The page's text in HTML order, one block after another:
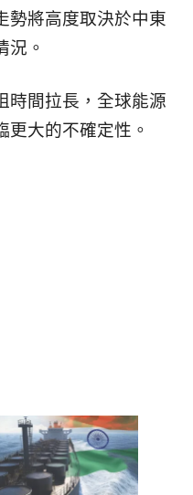
勢將高度取決於中東
況。
時間拉長，全球能源
更大的不確定性。